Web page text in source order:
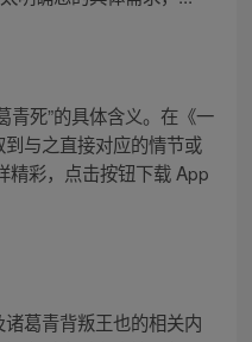
青死”的具体含义。在《一
与之直接对应的情节或
精彩，点击按钮下载 App
葛青背叛王也的相关内